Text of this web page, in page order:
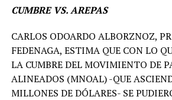
CUMBRE VS. AREPAS
CARLOS ODOARDO ALBORZNOZ,
FEDENAGA, ESTIMA QUE CON LO
LA CUMBRE DEL MOVIMIENTO DE
ALINEADOS (MNOAL) -QUE
MILLONES DE DÓLARES- SE